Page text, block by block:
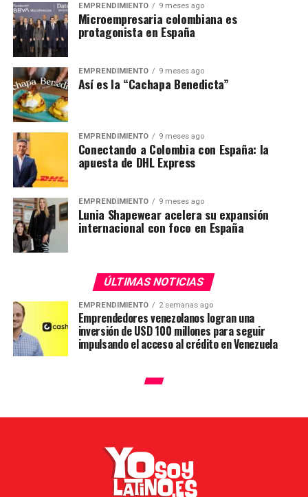
EMPRENDIMIENTO 9 meses ago
Microempresaria colombiana es
protagonista en España
EMPRENDIMIENTO 9 meses ago
Así es la “Cachapa Benedicta”
EMPRENDIMIENTO 9 meses ago
Conectando a Colombia con España: la
apuesta de DHL Express
EMPRENDIMIENTO 9 meses ago
Lunia Shapewear acelera su expansión
internacional con foco en España
ÚLTIMAS NOTICIAS
EMPRENDIMIENTO 2 semanas ago
Emprendedores venezolanos logran una
inversión de USD 100 millones para seguir
impulsando el acceso al crédito en Venezuela